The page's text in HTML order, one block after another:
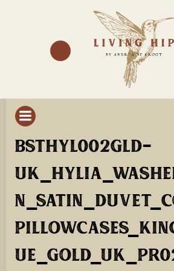
NAAR
DE
INHOUD
BSTHYL002GLD-